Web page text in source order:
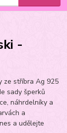
-
ze stříbra Ag 925
sady šperků
náhrdelníky a
a
a udělejte